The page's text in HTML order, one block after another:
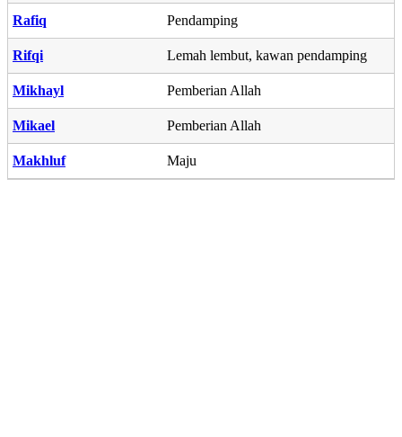
Rafiq Pendamping
Rifqi Lemah lembut, kawan pendamping
Mikhayl Pemberian Allah
Mikael Pemberian Allah
Makhluf Maju